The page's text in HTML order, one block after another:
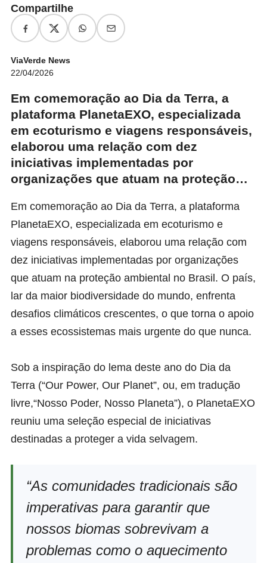
Compartilhe
ViaVerde News
22/04/2026
Em comemoração ao Dia da Terra, a
plataforma PlanetaEXO, especializada
em ecoturismo e viagens responsáveis,
elaborou uma relação com dez
iniciativas implementadas por
organizações que atuam na proteção…
Em comemoração ao Dia da Terra, a plataforma
PlanetaEXO, especializada em ecoturismo e
viagens responsáveis, elaborou uma relação com
dez iniciativas implementadas por organizações
que atuam na proteção ambiental no Brasil. O país,
lar da maior biodiversidade do mundo, enfrenta
desafios climáticos crescentes, o que torna o apoio
a esses ecossistemas mais urgente do que nunca.
Sob a inspiração do lema deste ano do Dia da
Terra (“Our Power, Our Planet”, ou, em tradução
livre,“Nosso Poder, Nosso Planeta”), o PlanetaEXO
reuniu uma seleção especial de iniciativas
destinadas a proteger a vida selvagem.
“As comunidades tradicionais são
imperativas para garantir que
nossos biomas sobrevivam a
problemas como o aquecimento